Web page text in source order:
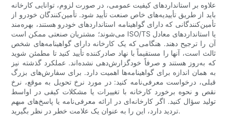
علاوه بر استانداردهای کیفیت عمومی، در صورت لزوم، توانایی کارخانه
باید از طریق تأییدیه‌های خاص صنعت تأیید شود. تأمین‌کنندگان خودرو از
تأمین‌کنندگانی که دارای گواهینامه استانداردهای خودرو هستند، بهره‌مند
می‌شوند؛ مشتریان صنعتی ممکن است ISO/TS یا استانداردهای معادل
آن را ترجیح دهند. هنگامی که یک کارخانه دارای گواهینامه‌های شخص
ثالث است، آنها را مستقیماً با نهاد صادرکننده تأیید کنید تا مطمئن شوید
که به‌روز هستند و صرفاً خودگزارش‌دهی نشده‌اند. عملکرد گذشته نیز
به همان اندازه برای گواهینامه‌ها اهمیت دارد. برای سفارش‌های بزرگ
قبلی، درخواست معرفی‌نامه کنید: در مورد نرخ تحویل به موقع، نرخ
نقص و نحوه برخورد کارخانه با تغییرات یا مشکلات کیفی در اواسط
تولید سؤال کنید. اگر کارخانه‌ای در ارائه معرفی‌نامه یا پاسخ‌های مبهم
تردید دارد، این را به عنوان یک علامت خطر در نظر بگیرید.